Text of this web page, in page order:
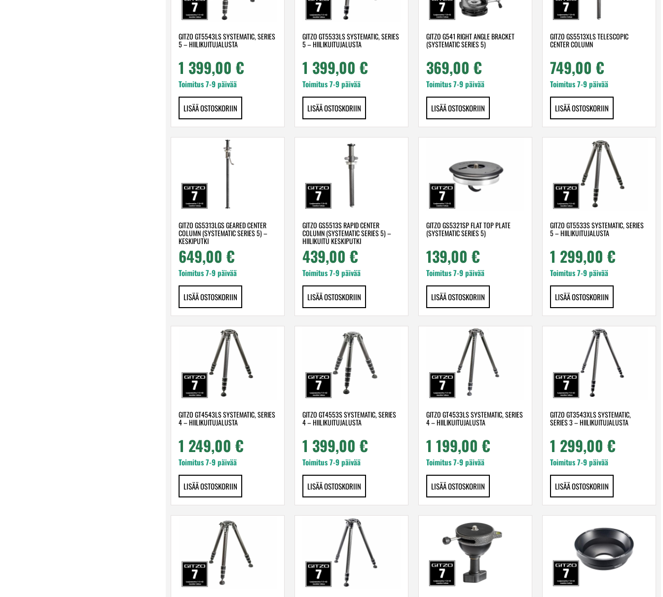
GITZO GT5543LS SYSTEMATIC, SERIES
5 – HIILIKUITUJALUSTA
1 399,00 €
Toimitus 7-9 päivää
LISÄÄ OSTOSKORIIN
GITZO GT5533LS SYSTEMATIC, SERIES
5 – HIILIKUITUJALUSTA
1 399,00 €
Toimitus 7-9 päivää
LISÄÄ OSTOSKORIIN
GITZO G541 RIGHT ANGLE BRACKET
(SYSTEMATIC SERIES 5)
369,00 €
Toimitus 7-9 päivää
LISÄÄ OSTOSKORIIN
GITZO GS5513XLS TELESCOPIC
CENTER COLUMN
749,00 €
Toimitus 7-9 päivää
LISÄÄ OSTOSKORIIN
GITZO GS5313LGS GEARED CENTER
COLUMN (SYSTEMATIC SERIES 5) –
KESKIPUTKI
649,00 €
Toimitus 7-9 päivää
LISÄÄ OSTOSKORIIN
GITZO GS5513S RAPID CENTER
COLUMN (SYSTEMATIC SERIES 5) –
HIILIKUITU KESKIPUTKI
439,00 €
Toimitus 7-9 päivää
LISÄÄ OSTOSKORIIN
GITZO GS5321SP FLAT TOP PLATE
(SYSTEMATIC SERIES 5)
139,00 €
Toimitus 7-9 päivää
LISÄÄ OSTOSKORIIN
GITZO GT5533S SYSTEMATIC, SERIES
5 – HIILIKUITUJALUSTA
1 299,00 €
Toimitus 7-9 päivää
LISÄÄ OSTOSKORIIN
GITZO GT4543LS SYSTEMATIC, SERIES
4 – HIILIKUITUJALUSTA
1 249,00 €
Toimitus 7-9 päivää
LISÄÄ OSTOSKORIIN
GITZO GT4553S SYSTEMATIC, SERIES
4 – HIILIKUITUJALUSTA
1 399,00 €
Toimitus 7-9 päivää
LISÄÄ OSTOSKORIIN
GITZO GT4533LS SYSTEMATIC, SERIES
4 – HIILIKUITUJALUSTA
1 199,00 €
Toimitus 7-9 päivää
LISÄÄ OSTOSKORIIN
GITZO GT3543XLS SYSTEMATIC,
SERIES 3 – HIILIKUITUJALUSTA
1 299,00 €
Toimitus 7-9 päivää
LISÄÄ OSTOSKORIIN